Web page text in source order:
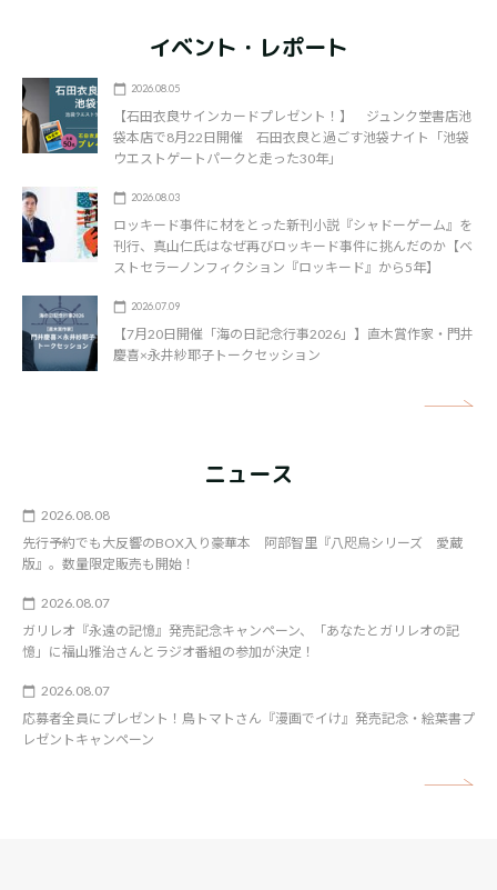
イベント・レポート
2026.08.05
【石田衣良サインカードプレゼント！】 ジュンク堂書店池
袋本店で8月22日開催 石田衣良と過ごす池袋ナイト「池袋
ウエストゲートパークと走った30年」
2026.08.03
ロッキード事件に材をとった新刊小説『シャドーゲーム』を
刊行、真山仁氏はなぜ再びロッキード事件に挑んだのか【ベ
ストセラーノンフィクション『ロッキード』から5年】
2026.07.09
【7月20日開催「海の日記念行事2026」】直木賞作家・門井
慶喜×永井紗耶子トークセッション
ニュース
2026.08.08
先行予約でも大反響のBOX入り豪華本 阿部智里『八咫烏シリーズ 愛蔵
版』。数量限定販売も開始！
2026.08.07
ガリレオ『永遠の記憶』発売記念キャンペーン、「あなたとガリレオの記
憶」に福山雅治さんとラジオ番組の参加が決定！
2026.08.07
応募者全員にプレゼント！鳥トマトさん『漫画でイけ』発売記念・絵葉書プ
レゼントキャンペーン